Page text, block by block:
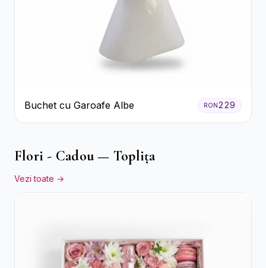
Buchet cu Garoafe Albe RON229
Flori - Cadou — Toplița
Vezi toate →